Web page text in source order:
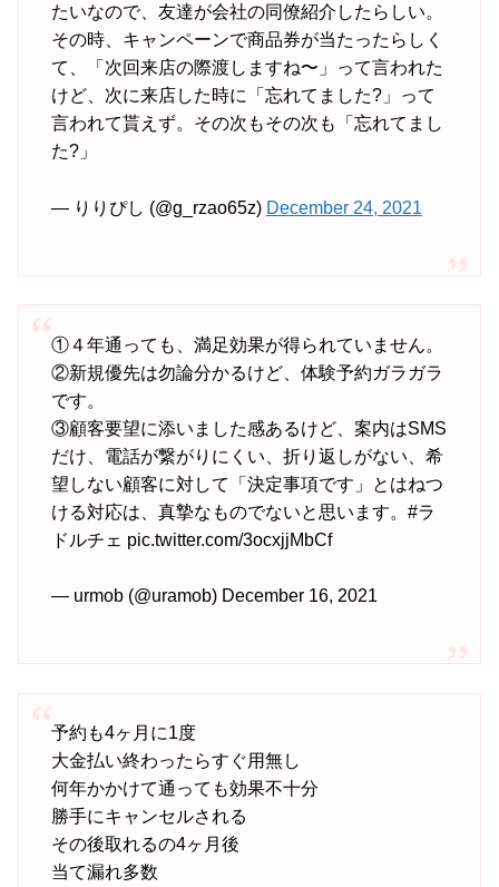
たいなので、友達が会社の同僚紹介したらしい。
その時、キャンペーンで商品券が当たったらしく
て、「次回来店の際渡しますね〜」って言われた
けど、次に来店した時に「忘れてました?」って
言われて貰えず。その次もその次も「忘れてまし
た?」
— りりぴし (@g_rzao65z) December 24, 2021
①４年通っても、満足効果が得られていません。
②新規優先は勿論分かるけど、体験予約ガラガラ
です。
③顧客要望に添いました感あるけど、案内はSMS
だけ、電話が繋がりにくい、折り返しがない、希
望しない顧客に対して「決定事項です」とはねつ
ける対応は、真摯なものでないと思います。#ラ
ドルチェ pic.twitter.com/3ocxjjMbCf
— urmob (@uramob) December 16, 2021
予約も4ヶ月に1度
大金払い終わったらすぐ用無し
何年かかけて通っても効果不十分
勝手にキャンセルされる
その後取れるの4ヶ月後
当て漏れ多数